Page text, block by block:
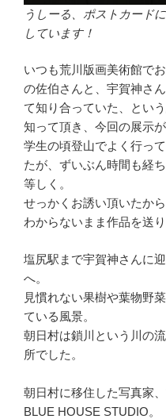
うしーる、ポストカード
しています！
いつも荒川版画美術館で
の佐伯さんと、宇賀神さ
て知り合っていた、とい
知って頂き、今回の展示が
学生の頃登山でよく行っ
たが、ずいぶん時間も経
等しく。
せっかくお誘い頂いたか
わからないまま作品を送り
塩尻駅まで宇賀神さんに
へ。
見慣れない果樹や葉物野
ている風景。
朝日村は鎖川という川の
所でした。
朝日村に移住した写真家
BLUE HOUSE STUDIO。